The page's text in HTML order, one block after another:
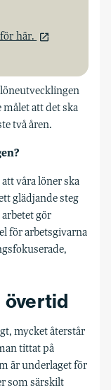
här.
målet att det ska
två åren.
våra löner ska
glädjande steg
gör
för arbetsgivarna
övertid
mycket återstår
tittat på
är underlaget för
som särskilt